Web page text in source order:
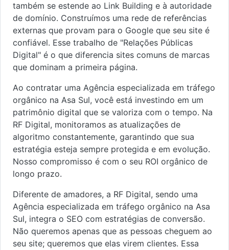
também se estende ao Link Building e à autoridade
de domínio. Construímos uma rede de referências
externas que provam para o Google que seu site é
confiável. Esse trabalho de "Relações Públicas
Digital" é o que diferencia sites comuns de marcas
que dominam a primeira página.
Ao contratar uma Agência especializada em tráfego
orgânico na Asa Sul, você está investindo em um
patrimônio digital que se valoriza com o tempo. Na
RF Digital, monitoramos as atualizações de
algoritmo constantemente, garantindo que sua
estratégia esteja sempre protegida e em evolução.
Nosso compromisso é com o seu ROI orgânico de
longo prazo.
Diferente de amadores, a RF Digital, sendo uma
Agência especializada em tráfego orgânico na Asa
Sul, integra o SEO com estratégias de conversão.
Não queremos apenas que as pessoas cheguem ao
seu site; queremos que elas virem clientes. Essa